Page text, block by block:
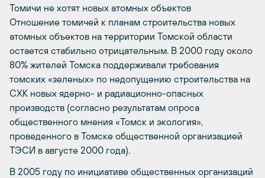
Томичи не хотят новых атомных объектов
Отношение томичей к планам строительства новых
атомных объектов на территории Томской области
остается стабильно отрицательным. В 2000 году около
80% жителей Томска поддерживали требования
томских «зеленых» по недопущению строительства на
СХК новых ядерно- и радиационно-опасных
производств (согласно результатам опроса
общественного мнения «Томск и экология»,
проведенного в Томске общественной организацией
ТЭСИ в августе 2000 года).
В 2005 году по инициативе общественных организаций